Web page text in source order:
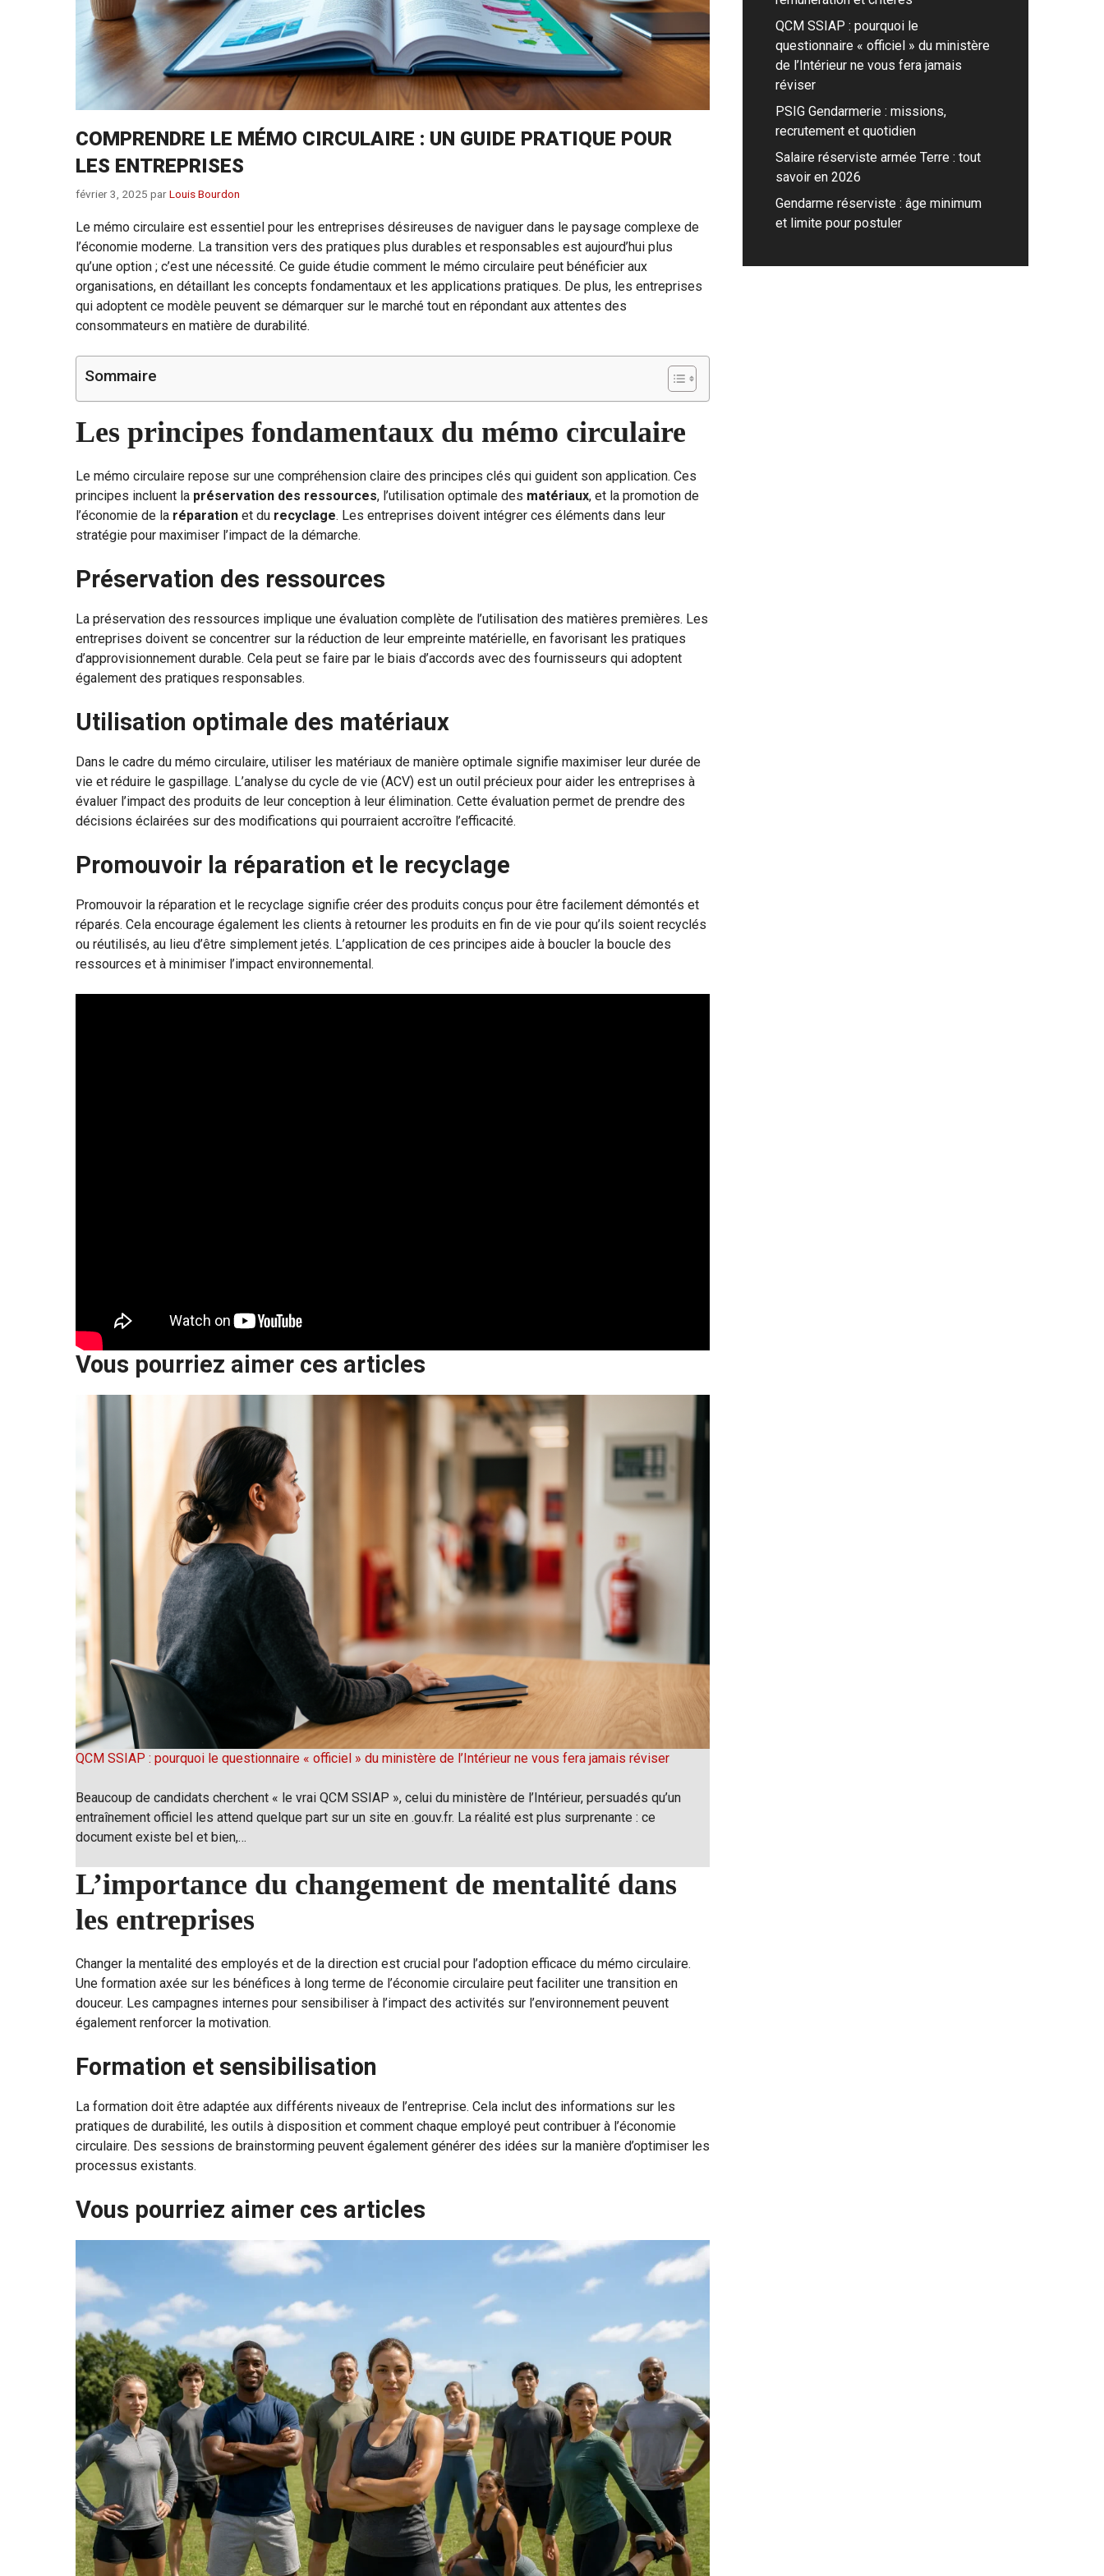
COMPRENDRE LE MÉMO CIRCULAIRE : UN GUIDE PRATIQUE POUR
LES ENTREPRISES
février 3, 2025 parLouis Bourdon
Le mémo circulaire est essentiel pour les entreprises désireuses de naviguer dans le paysage complexe de
l’économie moderne. La transition vers des pratiques plus durables et responsables est aujourd’hui plus
qu’une option ; c’est une nécessité. Ce guide étudie comment le mémo circulaire peut bénéficier aux
organisations, en détaillant les concepts fondamentaux et les applications pratiques. De plus, les entreprises
qui adoptent ce modèle peuvent se démarquer sur le marché tout en répondant aux attentes des
consommateurs en matière de durabilité.
Sommaire
Les principes fondamentaux du mémo circulaire
Le mémo circulaire repose sur une compréhension claire des principes clés qui guident son application. Ces
principes incluent la préservation des ressources, l’utilisation optimale des matériaux, et la promotion de
l’économie de la réparation et du recyclage. Les entreprises doivent intégrer ces éléments dans leur
stratégie pour maximiser l’impact de la démarche.
Préservation des ressources
La préservation des ressources implique une évaluation complète de l’utilisation des matières premières. Les
entreprises doivent se concentrer sur la réduction de leur empreinte matérielle, en favorisant les pratiques
d’approvisionnement durable. Cela peut se faire par le biais d’accords avec des fournisseurs qui adoptent
également des pratiques responsables.
Utilisation optimale des matériaux
Dans le cadre du mémo circulaire, utiliser les matériaux de manière optimale signifie maximiser leur durée de
vie et réduire le gaspillage. L’analyse du cycle de vie (ACV) est un outil précieux pour aider les entreprises à
évaluer l’impact des produits de leur conception à leur élimination. Cette évaluation permet de prendre des
décisions éclairées sur des modifications qui pourraient accroître l’efficacité.
Promouvoir la réparation et le recyclage
Promouvoir la réparation et le recyclage signifie créer des produits conçus pour être facilement démontés et
réparés. Cela encourage également les clients à retourner les produits en fin de vie pour qu’ils soient recyclés
ou réutilisés, au lieu d’être simplement jetés. L’application de ces principes aide à boucler la boucle des
ressources et à minimiser l’impact environnemental.
Vous pourriez aimer ces articles
QCM SSIAP : pourquoi le questionnaire « officiel » du ministère de l’Intérieur ne vous fera jamais réviser
Beaucoup de candidats cherchent « le vrai QCM SSIAP », celui du ministère de l’Intérieur, persuadés qu’un
entraînement officiel les attend quelque part sur un site en .gouv.fr. La réalité est plus surprenante : ce
document existe bel et bien,…
L’importance du changement de mentalité dans
les entreprises
Changer la mentalité des employés et de la direction est crucial pour l’adoption efficace du mémo circulaire.
Une formation axée sur les bénéfices à long terme de l’économie circulaire peut faciliter une transition en
douceur. Les campagnes internes pour sensibiliser à l’impact des activités sur l’environnement peuvent
également renforcer la motivation.
Formation et sensibilisation
La formation doit être adaptée aux différents niveaux de l’entreprise. Cela inclut des informations sur les
pratiques de durabilité, les outils à disposition et comment chaque employé peut contribuer à l’économie
circulaire. Des sessions de brainstorming peuvent également générer des idées sur la manière d’optimiser les
processus existants.
Vous pourriez aimer ces articles
QCM SSIAP : pourquoi le
questionnaire « officiel » du ministère
de l’Intérieur ne vous fera jamais
réviser
PSIG Gendarmerie : missions,
recrutement et quotidien
Salaire réserviste armée Terre : tout
savoir en 2026
Gendarme réserviste : âge minimum
et limite pour postuler